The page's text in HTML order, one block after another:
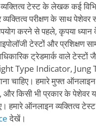
टेस्ट के लेखक कई
परीक्षण के साथ
करने से पहले, कृपया ध्यान
टेस्टों और प्रशिक्षण
ट्रेडमार्क वाले
Type Indicator, Jung
चाहिए। हमारे मुफ्त
किसी भी प्रकार के पेशेवर
हमारे ऑनलाइन व्यक्तित्व
देखें।